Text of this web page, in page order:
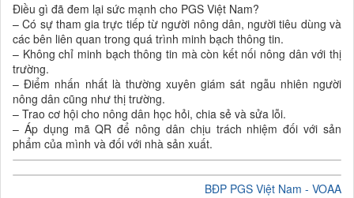
Điều gì đã đem lại sức mạnh cho PGS Việt Nam?
– Có sự tham gia trực tiếp từ người nông dân, người tiêu dùng và
các bên liên quan trong quá trình minh bạch thông tin.
– Không chỉ minh bạch thông tin mà còn kết nối nông dân với thị
trường.
– Điểm nhấn nhất là thường xuyên giám sát ngẫu nhiên người
nông dân cũng như thị trường.
– Trao cơ hội cho nông dân học hỏi, chia sẻ và sửa lỗi.
– Áp dụng mã QR để nông dân chịu trách nhiệm đối với sản
phẩm của mình và đối với nhà sản xuất.
BĐP PGS Việt Nam - VOAA